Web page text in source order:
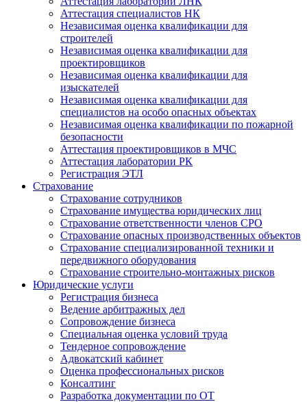
Аттестация специалистов НК
Независимая оценка квалификации для
строителей
Независимая оценка квалификации для
проектировщиков
Независимая оценка квалификации для
изыскателей
Независимая оценка квалификации для
специалистов на особо опасных объектах
Независимая оценка квалификации по пожарной
безопасности
Аттестация проектировщиков в МЧС
Аттестация лаборатории РК
Регистрация ЭТЛ
Страхование
Страхование сотрудников
Страхование имущества юридических лиц
Страхование ответственности членов СРО
Страхование опасных производственных объектов
Страхование специализированной техники и
передвижного оборудования
Страхование строительно-монтажных рисков
Юридические услуги
Регистрация бизнеса
Ведение арбитражных дел
Сопровождение бизнеса
Специальная оценка условий труда
Тендерное сопровождение
Адвокатский кабинет
Оценка профессиональных рисков
Консалтинг
Разработка документации по ОТ